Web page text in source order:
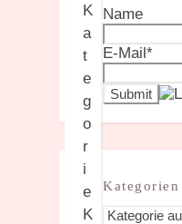
K
a
t
e
g
o
r
i
e
K
Name
E-Mail*
Kategorien
Kategorien